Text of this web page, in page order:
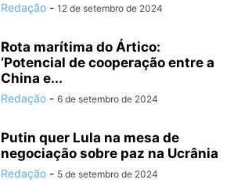
Redação - 12 de setembro de 2024
Rota marítima do Ártico:
‘Potencial de cooperação entre a
China e...
Redação - 6 de setembro de 2024
Putin quer Lula na mesa de
negociação sobre paz na Ucrânia
Redação - 5 de setembro de 2024